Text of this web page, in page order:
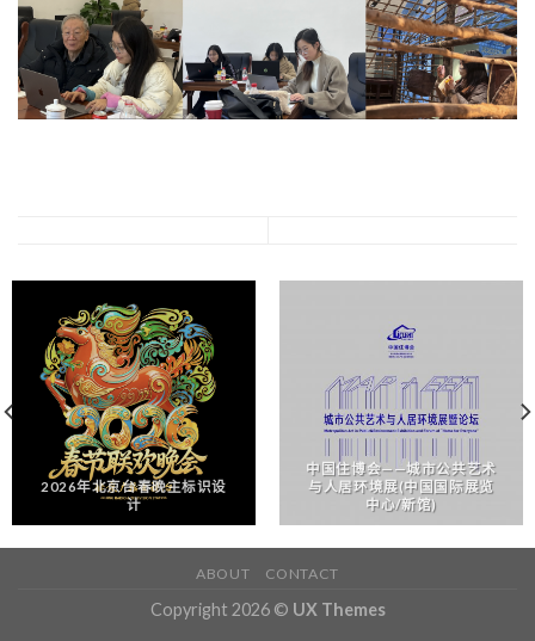
2026年北京台春晚主标识设
计
中国住博会——城市公共艺术
与人居环境展(中国国际展览
中心/新馆)
ABOUT CONTACT
Copyright 2026 © UX Themes